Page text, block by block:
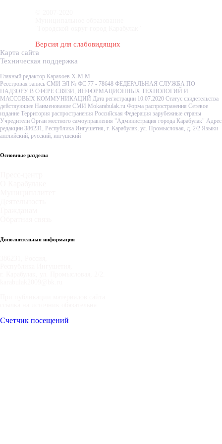
Версия для слабовидящих
Карта сайта
Техническая поддержка
Главный редактор Карахоев Х-М.М.
Реестровая запись СМИ ЭЛ № ФС 77 - 78648 ФЕДЕРАЛЬНАЯ СЛУЖБА ПО
НАДЗОРУ В СФЕРЕ СВЯЗИ, ИНФОРМАЦИОННЫХ ТЕХНОЛОГИЙ И
МАССОВЫХ КОММУНИКАЦИЙ Дата регистрации 10.07.2020 Статус свидетельства
действующее Наименование СМИ Mokarabulak.ru Форма распространения Сетевое
издание Территория распространения Российская Федерация зарубежные страны
Учредители Орган местного самоуправления "Администрация города Карабулак" Адрес
редакции 386231, Республика Ингушетия, г. Карабулак, ул. Промысловая, д. 2/2 Языки
английский, русский, ингушский
Основные разделы
Дополнительная информация
Счетчик посещений